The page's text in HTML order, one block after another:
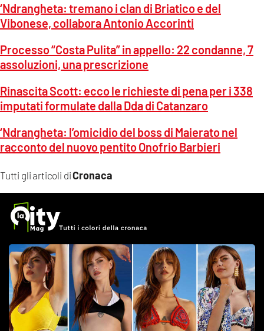
Tutti gli articoli diCronaca
‘Ndrangheta: tremano i clan di Briatico e del
Vibonese, collabora Antonio Accorinti
Processo “Costa Pulita” in appello: 22 condanne, 7
assoluzioni, una prescrizione
Rinascita Scott: ecco le richieste di pena per i 338
imputati formulate dalla Dda di Catanzaro
‘Ndrangheta: l’omicidio del boss di Maierato nel
racconto del nuovo pentito Onofrio Barbieri